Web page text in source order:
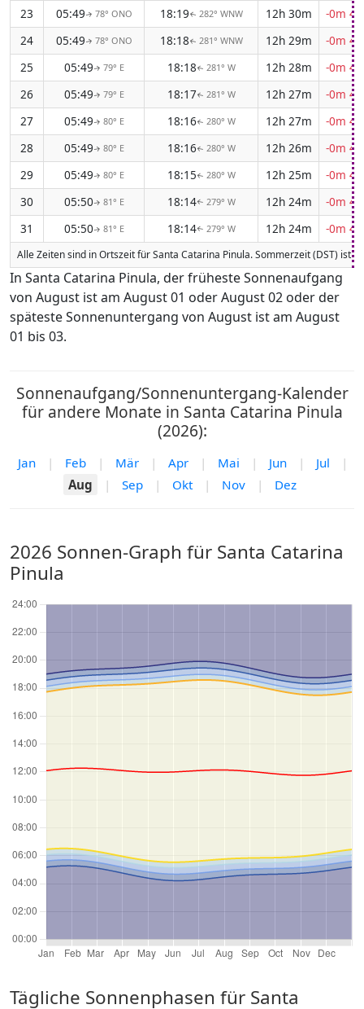
23
05:49↑ 78° ONO 18:19↑ 282° WNW 12h 30m
-0m
24
05:49↑ 78° ONO 18:18↑ 281° WNW 12h 29m
-0m
25
05:49↑ 79° E 18:18↑ 281° W 12h 28m
-0m
26
05:49↑ 79° E 18:17↑ 281° W 12h 27m
-0m
27
05:49↑ 80° E 18:16↑ 280° W 12h 27m
-0m
28
05:49↑ 80° E 18:16↑ 280° W 12h 26m
-0m
29
05:49↑ 80° E 18:15↑ 280° W 12h 25m
-0m
30
05:50↑ 81° E 18:14↑ 279° W 12h 24m
-0m
31
05:50↑ 81° E 18:14↑ 279° W 12h 24m -0m
Alle Zeiten sind in Ortszeit für Santa Catarina Pinula. Sommerzeit (DST) ist
In Santa Catarina Pinula, der früheste Sonnenaufgang
von August ist am August 01 oder August 02 oder der
späteste Sonnenuntergang von August ist am August
01 bis 03.
Sonnenaufgang/Sonnenuntergang-Kalender
für andere Monate in Santa Catarina Pinula
(2026):
Jan | Feb | Mär | Apr | Mai | Jun | Jul
|
Aug
| Sep | Okt | Nov | Dez
2026 Sonnen-Graph für Santa Catarina
Pinula
Tägliche Sonnenphasen für Santa